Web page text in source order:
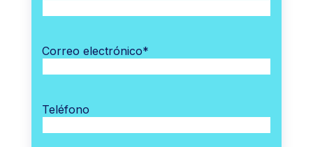
Correo electrónico*
Teléfono